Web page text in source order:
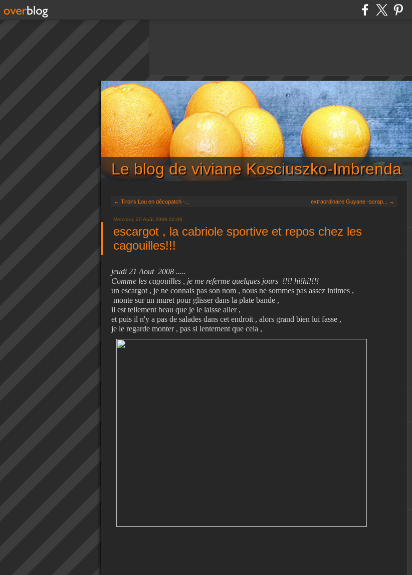
Le blog de viviane Kosciuszko-Imbrenda
← Tiroirs Lou en décopatch -... extraordinaire Guyane -scrap... →
Mercredi, 20 Août 2008 02:08
escargot , la cabriole sportive et repos chez les
cagouilles!!!
jeudi 21 Aout 2008 .....
Comme les cagouilles , je me referme quelques jours !!!! hi!hi!!!!
un escargot , je ne connais pas son nom , nous ne sommes pas assez intimes ,
monte sur un muret pour glisser dans la plate bande ,
il est tellement beau que je le laisse aller ,
et puis il n'y a pas de salades dans cet endroit , alors grand bien lui fasse ,
je le regarde monter , pas si lentement que cela ,